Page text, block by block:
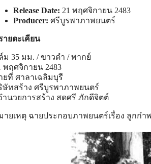
Release Date: 21 พฤศจิกายน 2483
Producer: ศรีบูรพาภาพยนตร์
ายตะเคียน
ม 35 มม. / ขาวดํา / พากย์
พฤศจิกายน 2483
ยที่ ศาลาเฉลิมบุรี
ษัทสร้าง ศรีบูรพาภาพยนตร์
านวยการสร้าง สดศรี ภักดีจิตต์
ายเหตุ ฉายประกอบภาพยนตร์เรื่อง ลูกกํา